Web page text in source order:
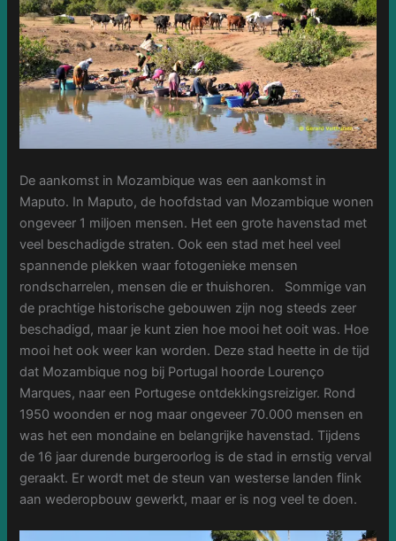
De aankomst in Mozambique was een aankomst in
Maputo. In Maputo, de hoofdstad van Mozambique wonen
ongeveer 1 miljoen mensen. Het een grote havenstad met
veel beschadigde straten. Ook een stad met heel veel
spannende plekken waar fotogenieke mensen
rondscharrelen, mensen die er thuishoren.
Sommige van
de prachtige historische gebouwen zijn nog steeds zeer
beschadigd, maar je kunt zien hoe mooi het ooit was. Hoe
mooi het ook weer kan worden. Deze stad heette in de tijd
dat Mozambique nog bij Portugal hoorde Lourenço
Marques, naar een Portugese ontdekkingsreiziger. Rond
1950 woonden er nog maar ongeveer 70.000 mensen en
was het een mondaine en belangrijke havenstad. Tijdens
de 16 jaar durende burgeroorlog is de stad in ernstig verval
geraakt. Er wordt met de steun van westerse landen flink
aan wederopbouw gewerkt, maar er is nog veel te doen.